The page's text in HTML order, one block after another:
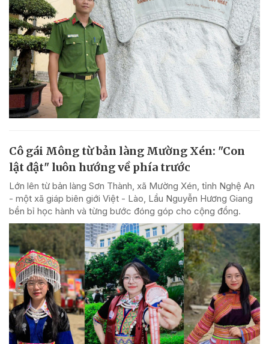
Cô gái Mông từ bản làng Mường Xén: "Con
lật đật" luôn hướng về phía trước
Lớn lên từ bản làng Sơn Thành, xã Mường Xén, tỉnh Nghệ An
- một xã giáp biên giới Việt - Lào, Lầu Nguyễn Hương Giang
bền bỉ học hành và từng bước đóng góp cho cộng đồng.